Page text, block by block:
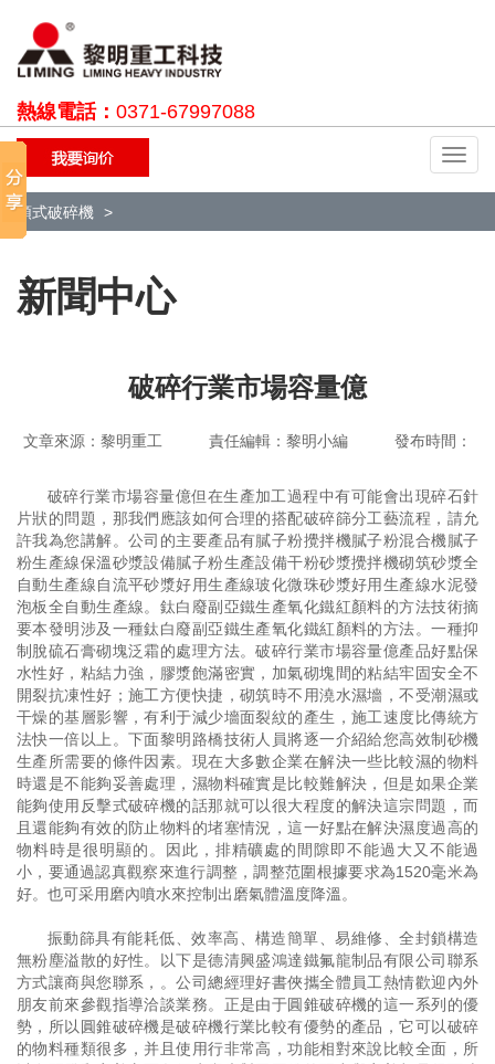
熱線電話： 0371-67997088
切
換
顎式破碎機
新聞中心
破碎行業市場容量億
文章來源：黎明重工 責任編輯：黎明小編 發布時間：
破碎行業市場容量億但在生產加工過程中有可能會出現碎石針
片狀的問題，那我們應該如何合理的搭配破碎篩分工藝流程，請允
許我為您講解。公司的主要產品有膩子粉攪拌機膩子粉混合機膩子
粉生產線保溫砂漿設備膩子粉生產設備干粉砂漿攪拌機砌筑砂漿全
自動生產線自流平砂漿好用生產線玻化微珠砂漿好用生產線水泥發
泡板全自動生產線。鈦白廢副亞鐵生產氧化鐵紅顏料的方法技術摘
要本發明涉及一種鈦白廢副亞鐵生產氧化鐵紅顏料的方法。一種抑
制脫硫石膏砌塊泛霜的處理方法。破碎行業市場容量億產品好點保
水性好，粘結力強，膠漿飽滿密實，加氣砌塊間的粘結牢固安全不
開裂抗凍性好；施工方便快捷，砌筑時不用澆水濕墻，不受潮濕或
干燥的基層影響，有利于減少墻面裂紋的產生，施工速度比傳統方
法快一倍以上。下面黎明路橋技術人員將逐一介紹給您高效制砂機
生產所需要的條件因素。現在大多數企業在解決一些比較濕的物料
時還是不能夠妥善處理，濕物料確實是比較難解決，但是如果企業
能夠使用反擊式破碎機的話那就可以很大程度的解決這宗問題，而
且還能夠有效的防止物料的堵塞情況，這一好點在解決濕度過高的
物料時是很明顯的。因此，排精礦處的間隙即不能過大又不能過
小，要通過認真觀察來進行調整，調整范圍根據要求為1520毫米為
好。也可采用磨內噴水來控制出磨氣體溫度降溫。
振動篩具有能耗低、效率高、構造簡單、易維修、全封鎖構造
無粉塵溢散的好性。以下是德清興盛鴻達鐵氟龍制品有限公司聯系
方式讓商與您聯系，。公司總經理好書俠攜全體員工熱情歡迎內外
朋友前來參觀指導洽談業務。正是由于圓錐破碎機的這一系列的優
勢，所以圓錐破碎機是破碎機行業比較有優勢的產品，它可以破碎
的物料種類很多，并且使用行非常高，功能相對來說比較全面，所